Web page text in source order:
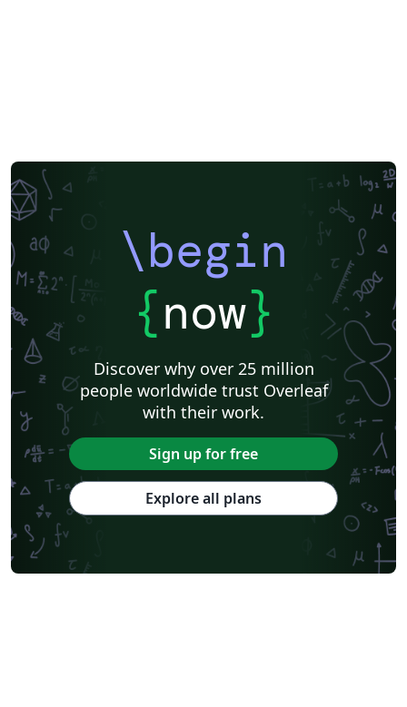
\begin
{now}
Discover why over 25 million
people worldwide trust Overleaf
with their work.
Sign up for free
Explore all plans